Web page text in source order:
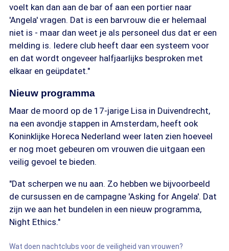
voelt kan dan aan de bar of aan een portier naar
'Angela' vragen. Dat is een barvrouw die er helemaal
niet is - maar dan weet je als personeel dus dat er een
melding is. Iedere club heeft daar een systeem voor
en dat wordt ongeveer halfjaarlijks besproken met
elkaar en geüpdatet."
Nieuw programma
Maar de moord op de 17-jarige Lisa in Duivendrecht,
na een avondje stappen in Amsterdam, heeft ook
Koninklijke Horeca Nederland weer laten zien hoeveel
er nog moet gebeuren om vrouwen die uitgaan een
veilig gevoel te bieden.
"Dat scherpen we nu aan. Zo hebben we bijvoorbeeld
de cursussen en de campagne 'Asking for Angela'. Dat
zijn we aan het bundelen in een nieuw programma,
Night Ethics."
Wat doen nachtclubs voor de veiligheid van vrouwen?